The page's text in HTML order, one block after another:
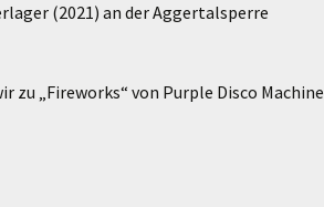
(2021) an der Aggertalsperre
zu „Fireworks“ von Purple Disco Machine